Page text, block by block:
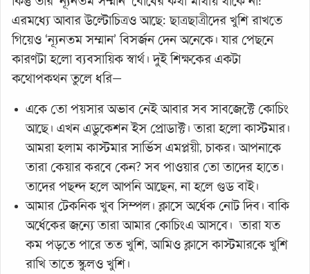
এরমধ্যে আবার উল্টোচিত্রও আছে: ছাত্রছাত্রীদের খুশি রাখতে
গিয়েও ‘ন্যূনতম সম্মান’ বিসর্জন দেন অনেকে। যার পেছনে
কারণটা হলো ব্যবসায়িক স্বার্থ। দুই শিক্ষকের একটা
কথোপকথন তুলে ধরি—
একে তো পয়সার অভাব নেই আবার সব সাবজেক্টে কোচিং
আছে। এখন এডুকেশন ইস প্রোডাক্ট। তারা হলো কাস্টমার।
আমরা হলাম কাস্টমার সার্ভিস এমপ্লয়ী, চাকর। আপনাকে
তারা কেয়ার করবে কেন? সব পাওয়ার তো তাদের হাতে।
তাদের পছন্দ হলে আপনি আছেন, না হলে গুড বাই।
আমার টেকনিক খুব সিম্পল। ক্লাসে অর্ধেক নোট দিব। বাকি
অর্ধেকের জন্যে তারা আমার কোচিংএ আসবে। তারা যত
কম পড়তে পারে তত খুশি, আমিও ক্লাসে কাস্টমারকে খুশি
রাখি তাতে স্কুলও খুশি।